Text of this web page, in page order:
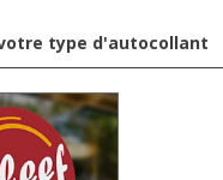
type d'autocollant